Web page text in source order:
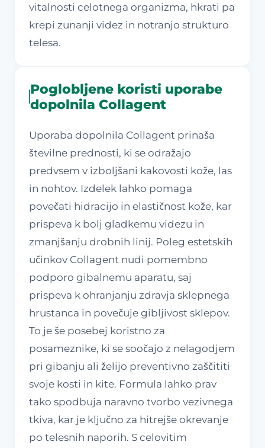
vitalnosti celotnega organizma, hkrati pa
krepi zunanji videz in notranjo strukturo
telesa.
Poglobljene koristi uporabe
dopolnila Collagent
Uporaba dopolnila Collagent prinaša
številne prednosti, ki se odražajo
predvsem v izboljšani kakovosti kože, las
in nohtov. Izdelek lahko pomaga
povečati hidracijo in elastičnost kože, kar
prispeva k bolj gladkemu videzu in
zmanjšanju drobnih linij. Poleg estetskih
učinkov Collagent nudi pomembno
podporo gibalnemu aparatu, saj
prispeva k ohranjanju zdravja sklepnega
hrustanca in povečuje gibljivost sklepov.
To je še posebej koristno za
posameznike, ki se soočajo z nelagodjem
pri gibanju ali želijo preventivno zaščititi
svoje kosti in kite. Formula lahko prav
tako spodbuja naravno tvorbo vezivnega
tkiva, kar je ključno za hitrejše okrevanje
po telesnih naporih. S celovitim